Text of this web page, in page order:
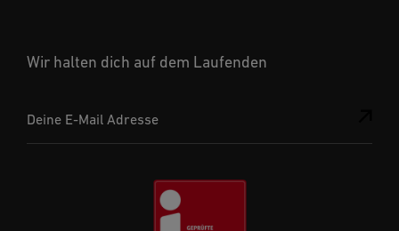
Wir halten dich auf dem Laufenden
Deine E-Mail Adresse